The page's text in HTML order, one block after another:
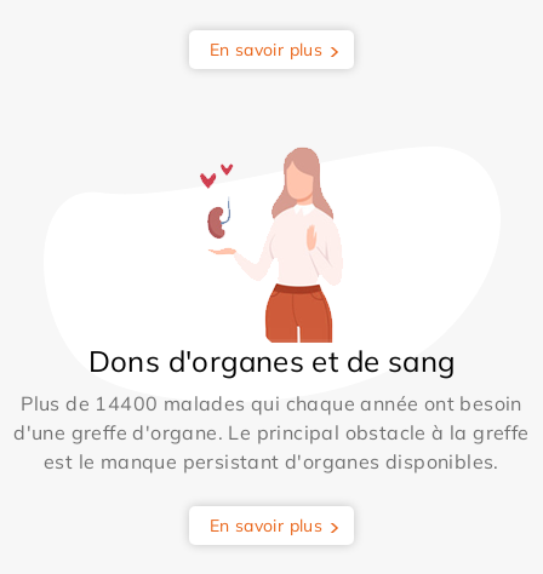
En savoir plus
Dons d'organes et de sang
Plus de 14400 malades qui chaque année ont besoin
d'une greffe d'organe. Le principal obstacle à la greffe
est le manque persistant d'organes disponibles.
En savoir plus